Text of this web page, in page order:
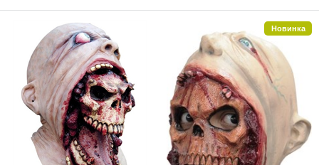
Новинка